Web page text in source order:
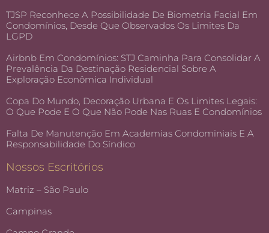
TJSP Reconhece A Possibilidade De Biometria Facial Em
Condomínios, Desde Que Observados Os Limites Da
LGPD
Airbnb Em Condomínios: STJ Caminha Para Consolidar A
Prevalência Da Destinação Residencial Sobre A
Exploração Econômica Individual
Copa Do Mundo, Decoração Urbana E Os Limites Legais:
O Que Pode E O Que Não Pode Nas Ruas E Condomínios
Falta De Manutenção Em Academias Condominiais E A
Responsabilidade Do Síndico
Nossos Escritórios
Matriz – São Paulo
Campinas